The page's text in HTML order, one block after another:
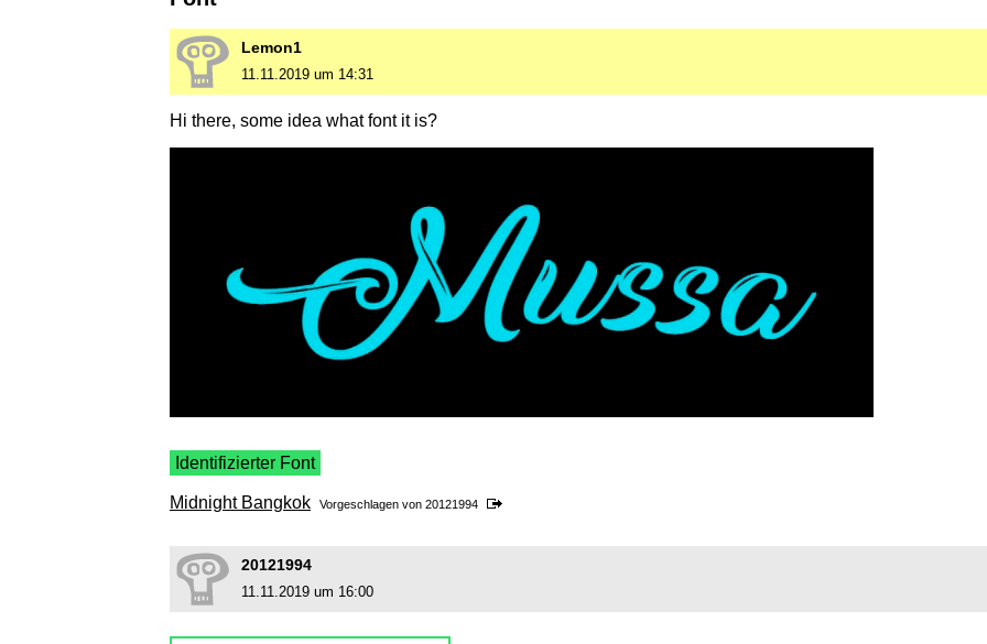
Lemon1
11.11.2019 um 14:31
Hi there, some idea what font it is?
Identifizierter Font
Midnight Bangkok Vorgeschlagen von 20121994
20121994
11.11.2019 um 16:00